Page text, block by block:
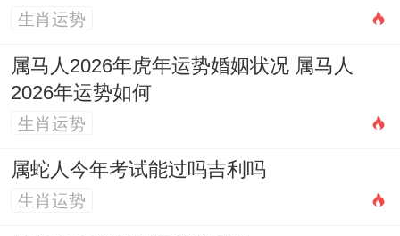
作息导引：借东方木气，疏解郁结
在起居作息方面应充分利用五行方位与时辰
的补益作用，卯兔属木，2026年太岁在正
南，岁破在正北，此二方位宜静不宜动，而
东方属木，是生肖兔的「本命方位」，早晨
5点至7点（卯时）为一日木气升发之时宜于
生肖运势
属马人2026年虎年运势婚姻状况 属马人
2026年运势如何
生肖运势
属蛇人今年考试能过吗吉利吗
生肖运势